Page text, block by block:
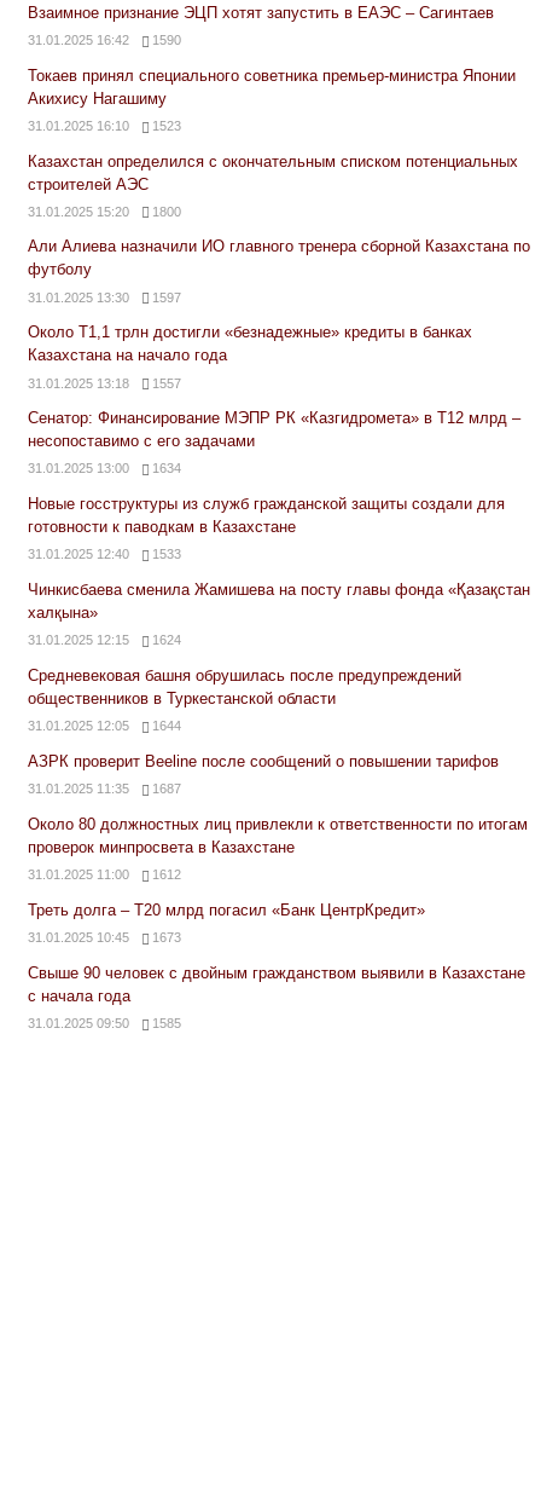
Взаимное признание ЭЦП хотят запустить в ЕАЭС – Сагинтаев
31.01.2025 16:42 1590
Токаев принял специального советника премьер-министра Японии
Акихису Нагашиму
31.01.2025 16:10 1523
Казахстан определился с окончательным списком потенциальных
строителей АЭС
31.01.2025 15:20 1800
Али Алиева назначили ИО главного тренера сборной Казахстана по
футболу
31.01.2025 13:30 1597
Около Т1,1 трлн достигли «безнадежные» кредиты в банках
Казахстана на начало года
31.01.2025 13:18 1557
Сенатор: Финансирование МЭПР РК «Казгидромета» в Т12 млрд –
несопоставимо с его задачами
31.01.2025 13:00 1634
Новые госструктуры из служб гражданской защиты создали для
готовности к паводкам в Казахстане
31.01.2025 12:40 1533
Чинкисбаева сменила Жамишева на посту главы фонда «Қазақстан
халқына»
31.01.2025 12:15 1624
Средневековая башня обрушилась после предупреждений
общественников в Туркестанской области
31.01.2025 12:05 1644
АЗРК проверит Beeline после сообщений о повышении тарифов
31.01.2025 11:35 1687
Около 80 должностных лиц привлекли к ответственности по итогам
проверок минпросвета в Казахстане
31.01.2025 11:00 1612
Треть долга – Т20 млрд погасил «Банк ЦентрКредит»
31.01.2025 10:45 1673
Свыше 90 человек с двойным гражданством выявили в Казахстане
с начала года
31.01.2025 09:50 1585